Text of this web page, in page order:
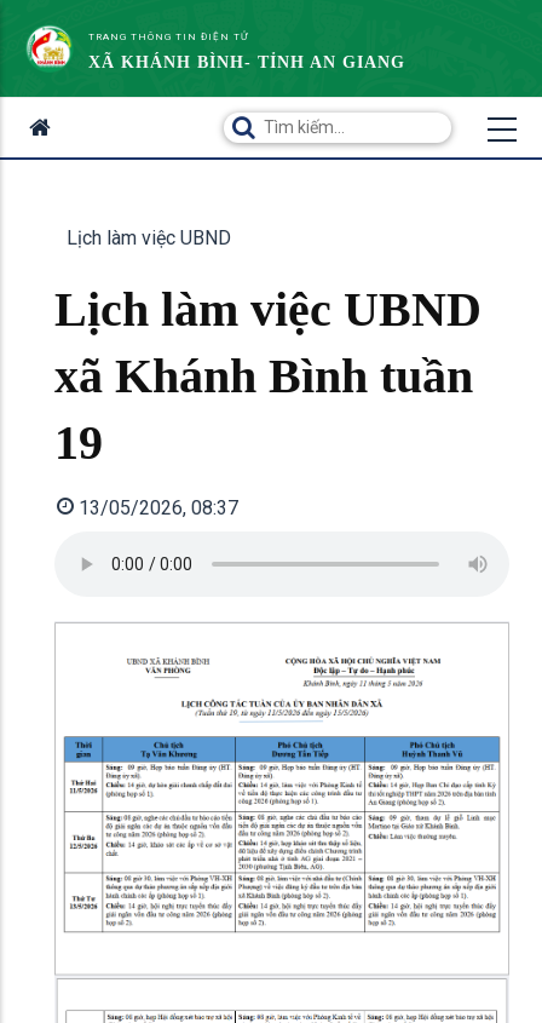
TRANG THÔNG TIN ĐIỆN TỬ
XÃ KHÁNH BÌNH- TỈNH AN GIANG
Lịch làm việc UBND
Lịch làm việc UBND
xã Khánh Bình tuần
19
13/05/2026, 08:37